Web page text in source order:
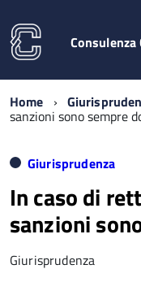
Consulenza
Home
sanzioni sono sempre
Giurisprudenza
In caso di
sanzioni
Giurisprudenza